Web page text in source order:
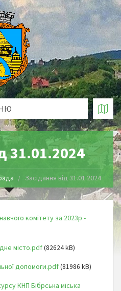
31.01.2024
Засідання від 31.01.2024
комітету за 2023р -
місто.pdf(82624 kB)
допомоги.pdf(81986 kB)
КНП Бібрська міська